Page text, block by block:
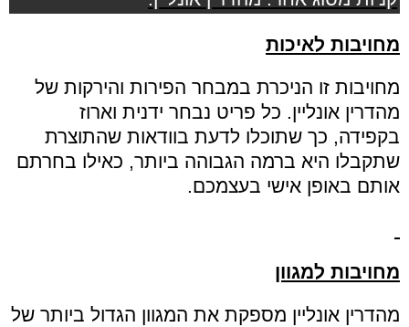
מחויבות לאיכות
מחויבות זו הניכרת במבחר הפירות והירקות של
מהדרין אונליין. כל פריט נבחר ידנית וארוז
בקפידה, כך שתוכלו לדעת בוודאות שהתוצרת
שתקבלו היא ברמה הגבוהה ביותר, כאילו בחרתם
אותם באופן אישי בעצמכם.
מחויבות למגוון
מהדרין אונליין מספקת את המגוון הגדול ביותר של